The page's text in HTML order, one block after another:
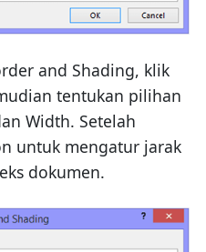
and Shading, klik
tentukan pilihan
Width. Setelah
untuk mengatur jarak
dokumen.